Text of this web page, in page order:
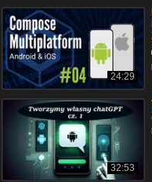
24:29
32:53